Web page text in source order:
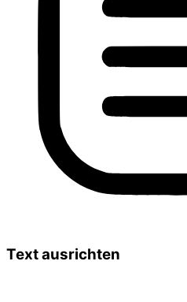
Text ausrichten